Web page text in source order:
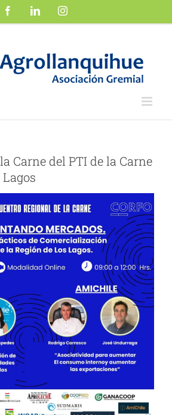
FacebookLinkedInInstagram
Carne del PTI de la Carne